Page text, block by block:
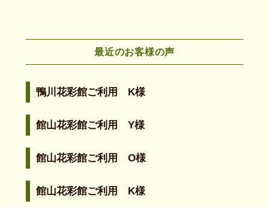
最近のお客様の声
鴨川花彩館ご利用 K様
館山花彩館ご利用 Y様
館山花彩館ご利用 O様
館山花彩館ご利用 K様